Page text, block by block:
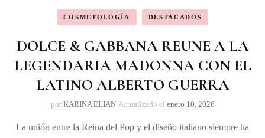
COSMETOLOGÍA DESTACADOS
DOLCE & GABBANA REUNE A LA
LEGENDARIA MADONNA CON EL
LATINO ALBERTO GUERRA
por KARINA ELIAN Actualizado el enero 10, 2026
La unión entre la Reina del Pop y el diseño italiano siempre ha